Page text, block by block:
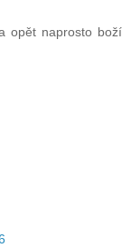
opět naprosto boží